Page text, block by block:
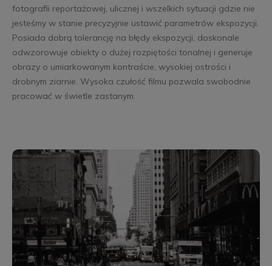
fotografii reportażowej, ulicznej i wszelkich sytuacji gdzie nie
jesteśmy w stanie precyzyjnie ustawić parametrów ekspozycji.
Posiada dobrą tolerancję na błędy ekspozycji, doskonale
odwzorowuje obiekty o dużej rozpiętości tonalnej i generuje
obrazy o umiarkowanym kontraście, wysokiej ostrości i
drobnym ziarnie. Wysoka czułość filmu pozwala swobodnie
pracować w świetle zastanym.